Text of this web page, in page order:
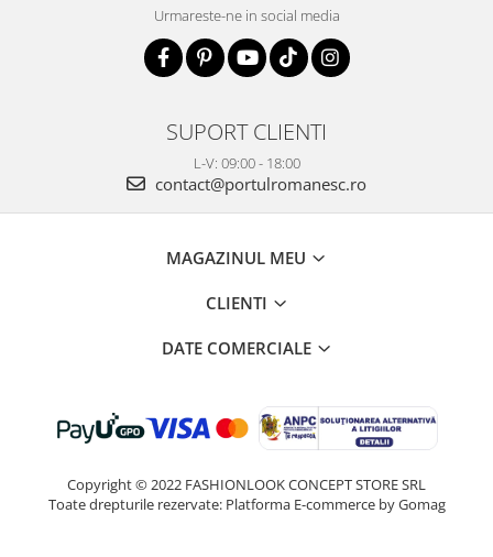
Urmareste-ne in social media
SUPORT CLIENTI
L-V: 09:00 - 18:00
contact@portulromanesc.ro
MAGAZINUL MEU
CLIENTI
DATE COMERCIALE
Copyright © 2022 FASHIONLOOK CONCEPT STORE SRL
Toate drepturile rezervate: Platforma E-commerce by Gomag